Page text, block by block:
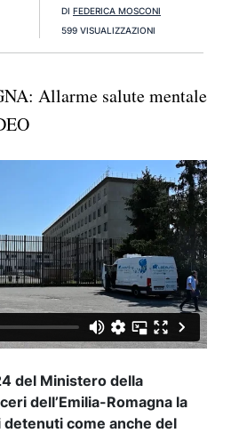
DI FEDERICA MOSCONI
599 VISUALIZZAZIONI
Allarme salute mentale
del Ministero della
dell’Emilia-Romagna la
come anche del